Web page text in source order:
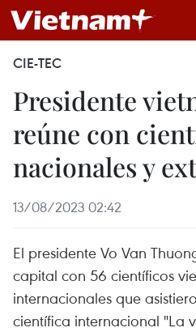
CIE-TEC
Presidente
reúne con
nacionales y
13/08/2023 02:42
El presidente Vo Van
capital con 56 científicos
internacionales que
científica internacional "La